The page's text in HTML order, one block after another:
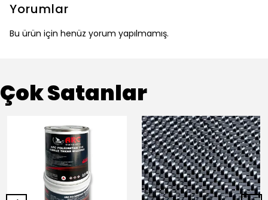
Yorumlar
Bu ürün için henüz yorum yapılmamış.
Çok Satanlar